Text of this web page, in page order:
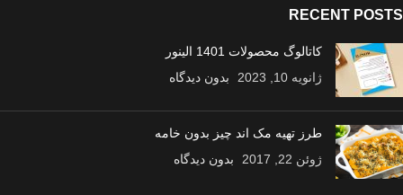
RECENT POSTS
کاتالوگ محصولات 1401 الینور
ژانویه 10, 2023
بدون دیدگاه
طرز تهیه مک اند چیز بدون خامه
ژوئن 22, 2017
بدون دیدگاه